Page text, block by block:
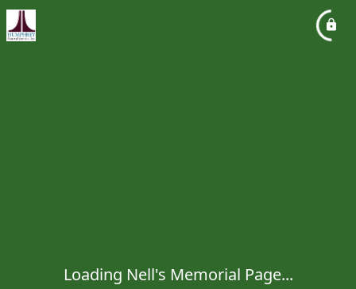
Loading Nell's Memorial Page...